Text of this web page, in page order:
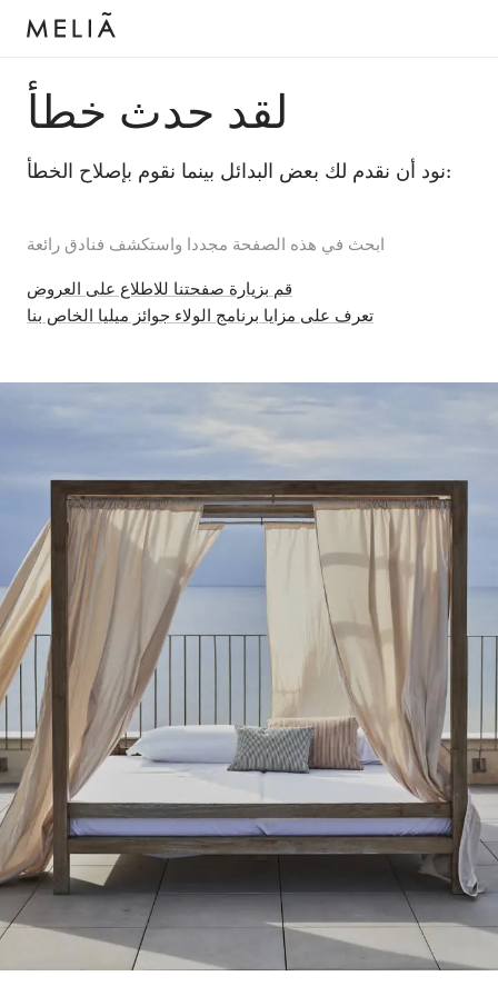
لقد حدث خطأ
نود أن نقدم لك بعض البدائل بينما نقوم بإصلاح الخطأ:
ابحث في هذه الصفحة مجددا واستكشف فنادق رائعة
قم بزيارة صفحتنا للاطلاع على العروض
تعرف على مزايا برنامج الولاء جوائز ميليا الخاص بنا